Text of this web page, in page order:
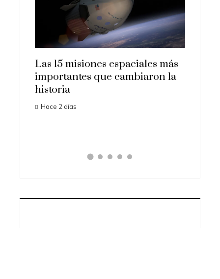
misiones espaciales más
que cambiaron la
Los ordenadores
transformaron la